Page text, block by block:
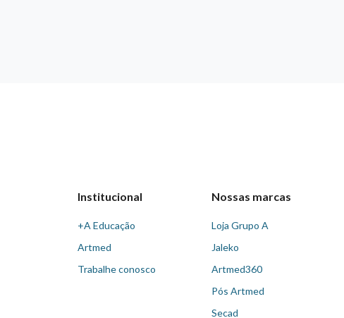
Institucional
+A Educação
Artmed
Trabalhe conosco
Nossas marcas
Loja Grupo A
Jaleko
Artmed360
Pós Artmed
Secad